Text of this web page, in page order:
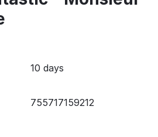
10 days
755717159212